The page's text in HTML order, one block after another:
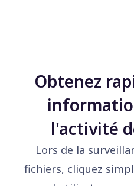
Obtenez
l'activité
Lors de la
fichiers, cliquez